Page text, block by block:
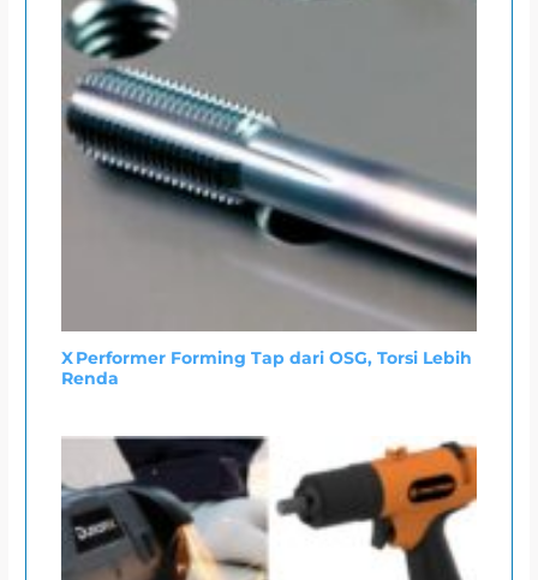
X Performer Forming Tap dari OSG, Torsi Lebih
Renda